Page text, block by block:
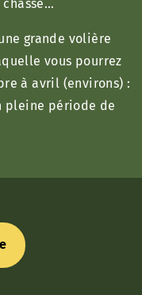
grande volière
vous pourrez
à avril (environs) :
pleine période de